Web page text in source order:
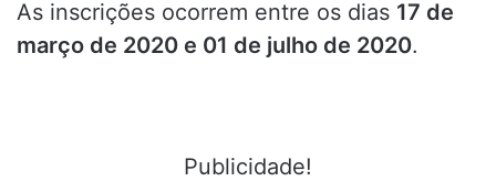
As inscrições ocorrem entre os dias 17 de
março de 2020 e 01 de julho de 2020.
Publicidade!